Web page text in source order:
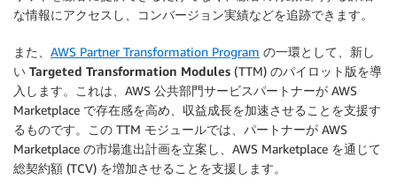
な情報にアクセスし、コンバージョン実績などを追跡できます。
また、 AWS Partner Transformation Program の一環として、新し
い Targeted Transformation Modules (TTM) のパイロット版を導
入します。これは、AWS 公共部門サービスパートナーが AWS
Marketplace で存在感を高め、収益成長を加速させることを支援す
るものです。この TTM モジュールでは、パートナーが AWS
Marketplace の市場進出計画を立案し、AWS Marketplace を通じて
総契約額 (TCV) を増加させることを支援します。